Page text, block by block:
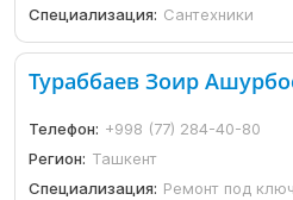
Специализация: Сантехники
Тураббаев Зоир
Телефон: +998 (77) 284-40-80
Регион: Ташкент
Специализация: Ремонт под ключ